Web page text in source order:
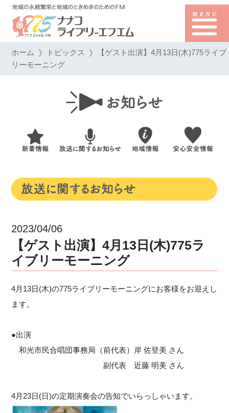
ホーム トピックス 【ゲスト出演】4月13日(木)775ライブ
リーモーニング
2023/04/06
【ゲスト出演】4月13日(木)775ラ
イブリーモーニング
4月13日(木)の775ライブリーモーニングにお客様をお迎えし
ます。
●出演
和光市民合唱団事務局（前代表）岸 佐登美 さん
副代表 近藤 明美 さん
4月23日(日)の定期演奏会の告知でいらっしゃいます。